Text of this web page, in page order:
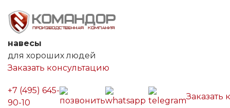
навесы
для хороших людей
Заказать консультацию
+7 (495) 645-
90-10
Заказать